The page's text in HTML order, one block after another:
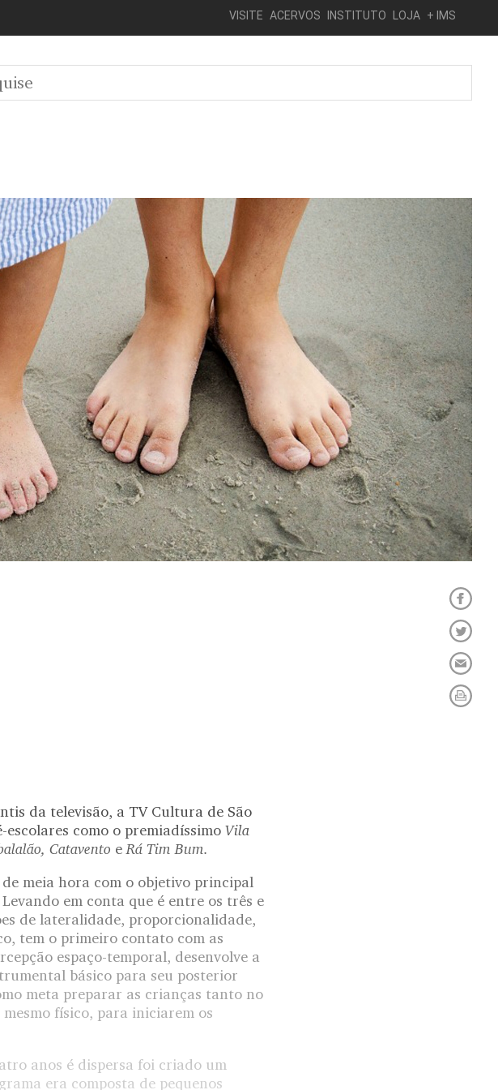
VISITE ACERVOS INSTITUTO LOJA + IMS
da televisão, a TV Cultura de São
como o premiadíssimo Vila
Catavento e Rá Tim Bum.
meia hora com o objetivo principal
em conta que é entre os três e
de lateralidade, proporcionalidade,
tem o primeiro contato com as
espaço-temporal, desenvolve a
básico para seu posterior
meta preparar as crianças tanto no
físico, para iniciarem os
anos é dispersa foi criado um
era composta de pequenos